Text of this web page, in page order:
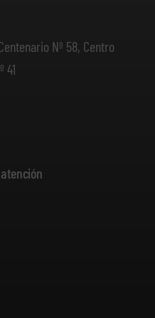
Nº 58, Centro
41